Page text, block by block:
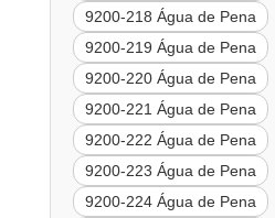
9200-218 Água de Pena
9200-219 Água de Pena
9200-220 Água de Pena
9200-221 Água de Pena
9200-222 Água de Pena
9200-223 Água de Pena
9200-224 Água de Pena